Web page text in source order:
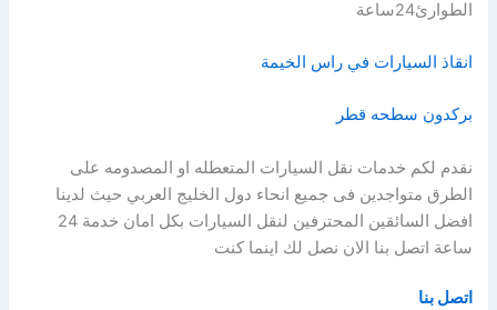
الطوارئ24ساعة
انقاذ السيارات في راس الخيمة
بركدون سطحه قطر
نقدم لكم خدمات نقل السيارات المتعطله او المصدومه على
الطرق متواجدين فى جميع انحاء دول الخليج العربي حيث لدينا
افضل السائقين المحترفين لنقل السيارات بكل امان خدمة 24
ساعة اتصل بنا الان نصل لك اينما كنت
اتصل بنا